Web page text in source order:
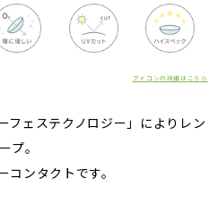
アイコンの詳細はこちら
フェステクノロジー」によりレン
プ。
ンタクトです。